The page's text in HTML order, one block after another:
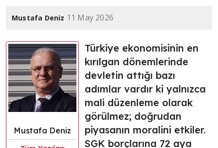
Mustafa Deniz 11 May 2026
Mustafa Deniz
Türkiye ekonomisinin en
kırılgan dönemlerinde
devletin attığı bazı
adımlar vardır ki yalnızca
mali düzenleme olarak
görülmez; doğrudan
piyasanın moralini etkiler.
SGK borçlarına 72 aya